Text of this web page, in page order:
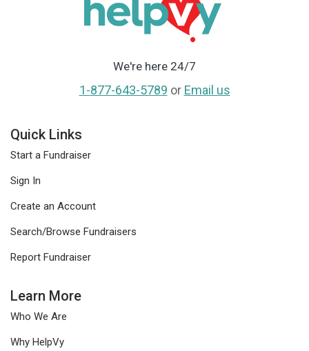
We're here 24/7
1-877-643-5789 or Email us
Quick Links
Start a Fundraiser
Sign In
Create an Account
Search/Browse Fundraisers
Report Fundraiser
Learn More
Who We Are
Why HelpVy